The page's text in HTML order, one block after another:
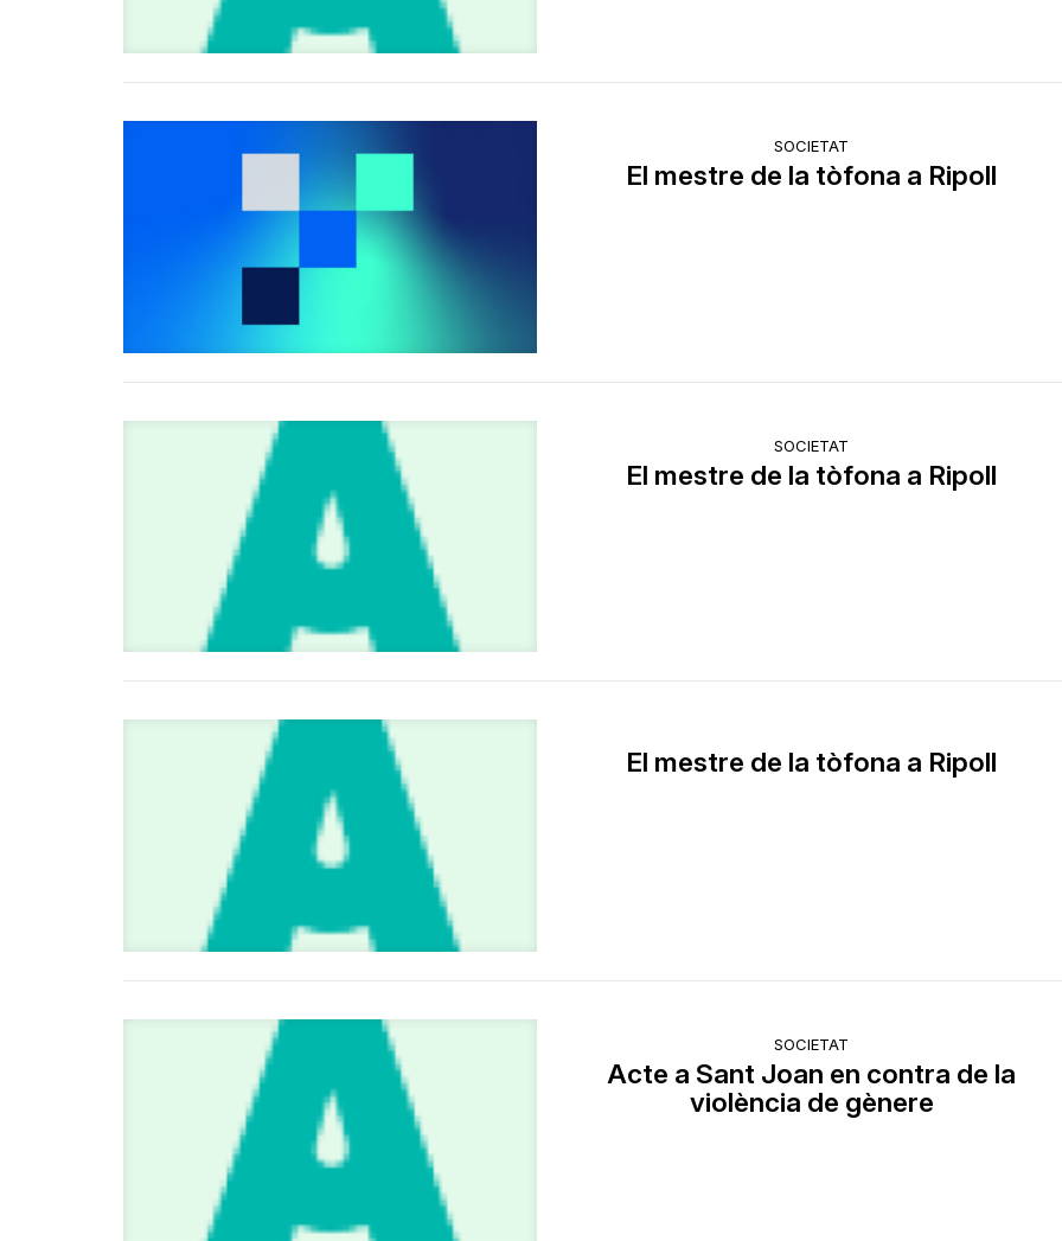
SOCIETAT
El mestre de la tòfona a Ripoll
SOCIETAT
El mestre de la tòfona a Ripoll
El mestre de la tòfona a Ripoll
SOCIETAT
Acte a Sant Joan en contra de la
violència de gènere